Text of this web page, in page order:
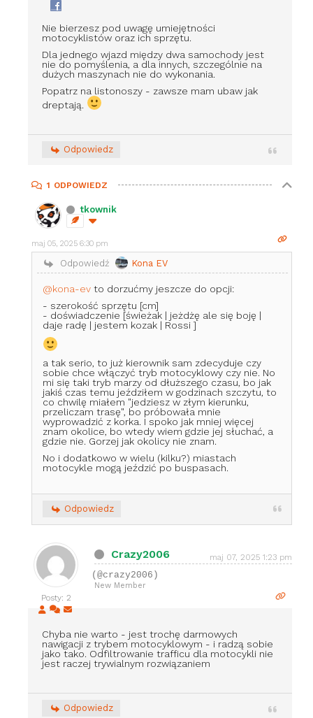
Nie bierzesz pod uwagę umiejętności
motocyklistów oraz ich sprzętu.
Dla jednego wjazd między dwa samochody jest
nie do pomyślenia, a dla innych, szczególnie na
dużych maszynach nie do wykonania.
Popatrz na listonoszy - zawsze mam ubaw jak
dreptają.
Odpowiedz
1 ODPOWIEDZ
tkownik
maj 05, 2025 6:30 pm
Odpowiedź Kona EV
@kona-ev to dorzućmy jeszcze do opcji:
- szerokość sprzętu [cm]
- doświadczenie [świeżak | jeżdżę ale się boję |
daje radę | jestem kozak | Rossi ]
a tak serio, to już kierownik sam zdecyduje czy
sobie chce włączyć tryb motocyklowy czy nie. No
mi się taki tryb marzy od dłuższego czasu, bo jak
jakiś czas temu jeździłem w godzinach szczytu, to
co chwilę miałem "jedziesz w złym kierunku,
przeliczam trasę", bo próbowała mnie
wyprowadzić z korka. I spoko jak mniej więcej
znam okolice, bo wtedy wiem gdzie jej słuchać, a
gdzie nie. Gorzej jak okolicy nie znam.
No i dodatkowo w wielu (kilku?) miastach
motocykle mogą jeździć po buspasach.
Odpowiedz
Posty: 2
Crazy2006 maj 07, 2025 1:23 pm
(@crazy2006)
New Member
Chyba nie warto - jest trochę darmowych
nawigacji z trybem motocyklowym - i radzą sobie
jako tako. Odfiltrowanie trafficu dla motocykli nie
jest raczej trywialnym rozwiązaniem
Odpowiedz